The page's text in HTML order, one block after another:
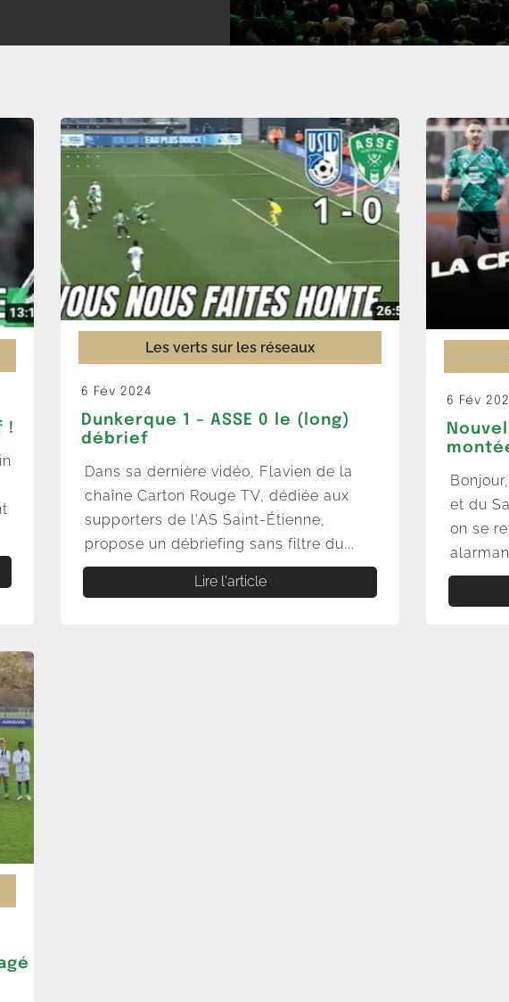
!
Les verts sur les réseaux
6 Fév 2024
Dunkerque 1 – ASSE 0 le (long)
débrief
Dans sa dernière vidéo, Flavien de la
chaîne Carton Rouge TV, dédiée aux
supporters de l'AS Saint-Étienne,
propose un débriefing sans filtre du...
Lire l'article
6 Fév
et du
on se